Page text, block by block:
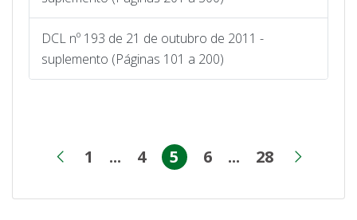
DCL nº 193 de 21 de outubro de 2011 -
suplemento (Páginas 101 a 200)
Página anterior
Página
1 ...Páginas intermediárias
Página
4 Página
5 Página
6 ...Páginas
Página
28